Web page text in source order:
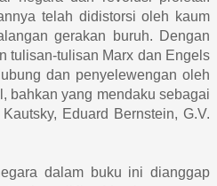
telah didistorsi oleh kaum
gerakan buruh. Dengan
tulisan-tulisan Marx dan Engels
dan penyelewengan oleh
bahkan yang mendaku sebagai
Eduard Bernstein, G.V.
dalam buku ini dianggap